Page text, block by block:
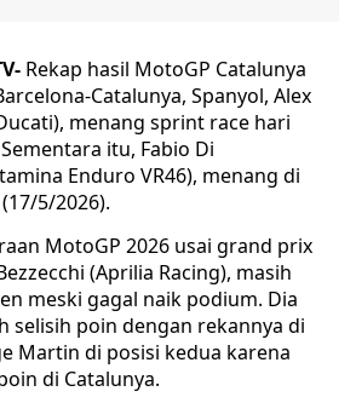
Rekap hasil MotoGP Catalunya
Catalunya, Spanyol, Alex
menang sprint race hari
itu, Fabio Di
Enduro VR46), menang di
5/2026).
MotoGP 2026 usai grand prix
(Aprilia Racing), masih
meski gagal naik podium. Dia
selisih poin dengan rekannya di
Martin di posisi kedua karena
di Catalunya.